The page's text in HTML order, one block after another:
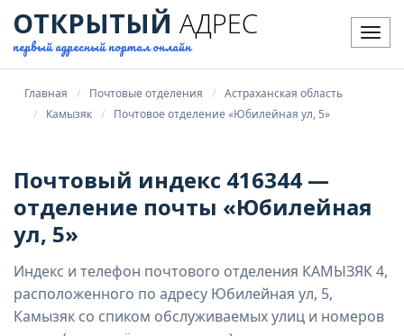
ОТКРЫТЫЙ АДРЕС
первый адресный портал онлайн
Главная Почтовые отделения
Астраханская область
Камызяк
Почтовое отделение «Юбилейная ул, 5»
Почтовый индекс 416344 —
отделение почты «Юбилейная
ул, 5»
Индекс и телефон почтового отделения КАМЫЗЯК 4,
расположенного по адресу Юбилейная ул, 5,
Камызяк со спиком обслуживаемых улиц и номеров